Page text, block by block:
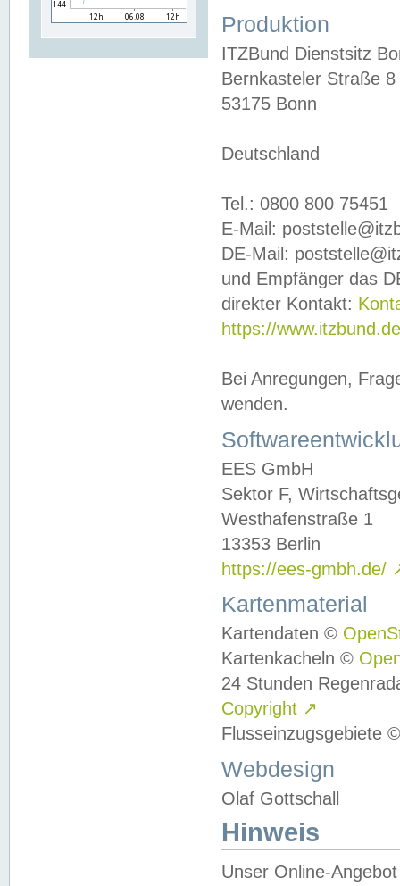
Produktion
ITZBund Dienstsitz
Bernkasteler Straße 8
53175 Bonn
Deutschland
Tel.: 0800 800 75451
E-Mail:
DE-Mail:
und Empfänger das
direkter Kontakt:
https://
Bei Anregungen,
wenden.
EES GmbH
Sektor F,
Westhafenstraße 1
13353 Berlin
https://ees-gmbh.de/
Kartenmaterial
Kartendaten ©
Kartenkacheln ©
24 Stunden
Copyright ↗
Flusseinzugsgebiete
Webdesign
Olaf Gottschall
Hinweis
Unser Online-